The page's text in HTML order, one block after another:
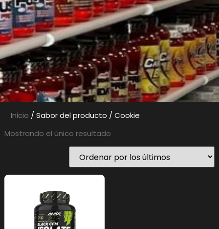
Inicio / Sabor del producto / Cookie
Mostrando el único resultado